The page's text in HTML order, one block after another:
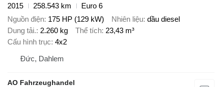
2015
258.543 km
Euro 6
Nguồn điện 175 HP (129 kW) Nhiên liệu dầu diesel
Dung tải. 2.260 kg Thể tích 23,43 m³
Cấu hình trục 4x2
Đức, Dahlem
AO Fahrzeughandel